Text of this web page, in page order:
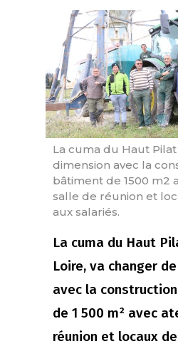
La cuma du Haut
dimension avec la
bâtiment de 1500 m2
salle de réunion et
aux salariés.
La cuma du Haut
Loire, va changer
avec la
de 1 500 m² avec
réunion et locaux